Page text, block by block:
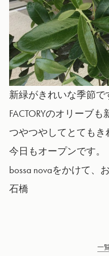
新緑がきれいな季節で
FACTORYのオリーブ
つやつやしてとてもき
今日もオープンです。
bossa novaをかけて、
石橋
一